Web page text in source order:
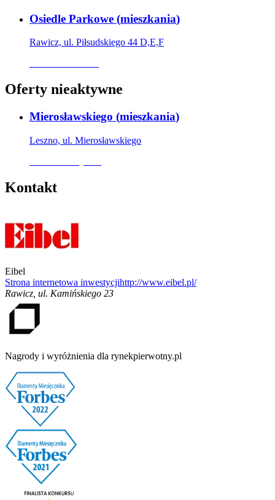
Osiedle Parkowe (mieszkania)
Rawicz, ul. Piłsudskiego 44 D,E,F
Oferty nieaktywne
Mierosławskiego (mieszkania)
Leszno, ul. Mierosławskiego
Kontakt
Eibel
Strona internetowa inwestycjihttp://www.eibel.pl/
Rawicz ul. Kamińskiego 23
Nagrody i wyróżnienia dla rynekpierwotny.pl